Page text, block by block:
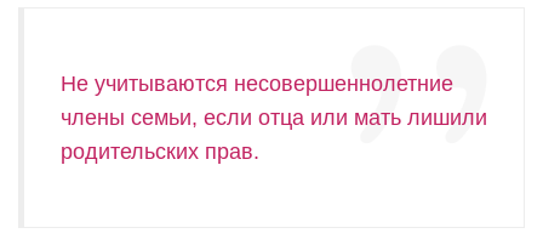
Не учитываются несовершеннолетние
члены семьи, если отца или мать лишили
родительских прав.